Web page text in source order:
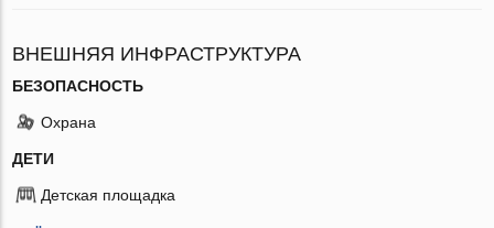
ВНЕШНЯЯ ИНФРАСТРУКТУРА
БЕЗОПАСНОСТЬ
Охрана
ДЕТИ
Детская площадка